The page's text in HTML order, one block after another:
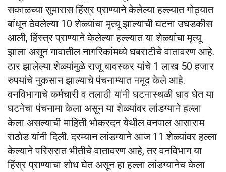
सकाळच्या सुमारास हिंस्र प्राण्याने केलेल्या हल्ल्यात गोठ्यात
बांधून ठेवलेल्या 10 शेळ्यांचा मृत्यू झाल्याची घटना उघडकीस
आली, हिंस्त्र प्राण्याने केलेल्या हल्ल्यात या शेळ्यांचा मृत्यू
झाला असून गावातील नागरिकांमध्ये घबराटीचे वातावरण आहे.
ठार झालेल्या शेळ्यांमुळे राजू बावस्कर यांचे 1 लाख 50 हजार
रुपयांचे नुकसान झाल्याचे पंचनाम्यात नमूद केले आहे.
वनविभागाचे कर्मचारी व तलाठी यांनी घटनास्थळी धाव घेत या
घटनेचा पंचनामा केला असून या शेळ्यांवर लांडग्याने हल्ला
केला असल्याची माहिती भोकरदन येथील वनपाल आसाराम
राठोड यांनी दिली. दरम्यान लांडग्याने आज 11 शेळ्यांवर हल्ला
केल्याने परिसरात भीतीचे वातावरण आहे, तर वनविभाग या
हिंस्र प्राण्याचा शोध घेत असून हा हल्ला लांडग्यानेच केला